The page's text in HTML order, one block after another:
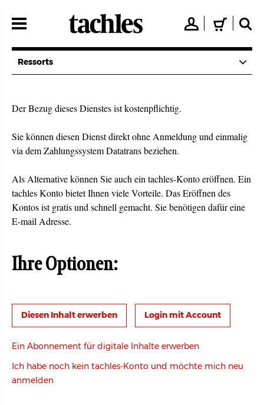
zum
👤 🛒 🔍
Ressorts
Der Bezug dieses Dienstes ist kostenpflichtig.
Sie können diesen Dienst direkt ohne Anmeldung und einmalig
via dem Zahlungssystem Datatrans beziehen.
Als Alternative können Sie auch ein tachles-Konto eröffnen. Ein
tachles Konto bietet Ihnen viele Vorteile. Das Eröffnen des
Kontos ist gratis und schnell gemacht. Sie benötigen dafür eine
E-mail Adresse.
Ihre Optionen:
Login mit Account
Ein Abonnement für digitale Inhalte erwerben
Ich habe noch kein tachles-Konto und möchte mich neu
anmelden